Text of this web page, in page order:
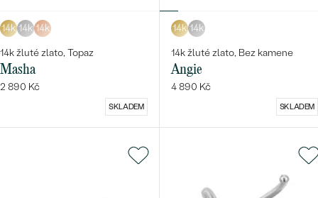
14k 14k 14k
14k žluté zlato, Topaz
Masha
2 890 Kč
SKLADEM
14k 14k
14k žluté zlato, Bez kamene
Angie
4 890 Kč
SKLADEM